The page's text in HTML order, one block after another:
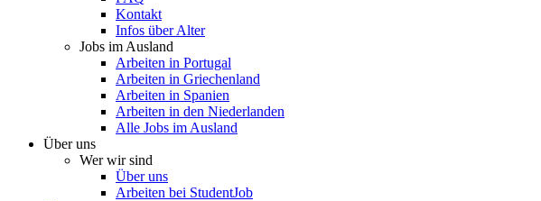
Kontakt
Infos über Alter
Jobs im Ausland
Arbeiten in Portugal
Arbeiten in Griechenland
Arbeiten in Spanien
Arbeiten in den Niederlanden
Alle Jobs im Ausland
Über uns
Wer wir sind
Über uns
Arbeiten bei StudentJob